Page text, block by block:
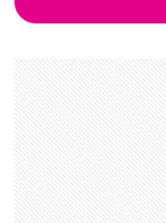
iariamente. E 70
mês. Movidos
os,
acto para todo o